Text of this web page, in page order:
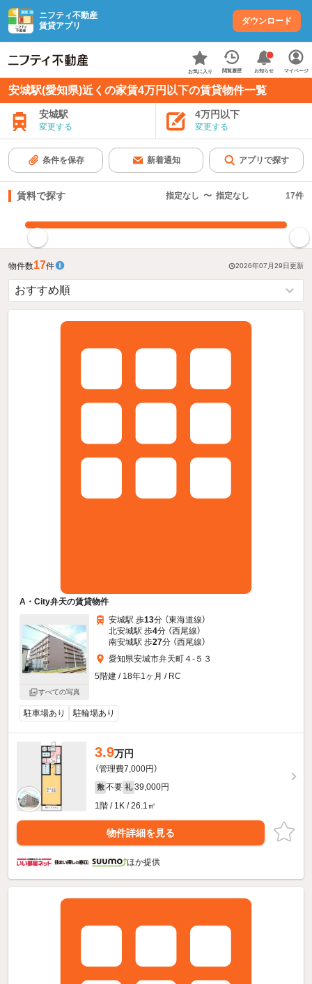
ニフティ不動産
賃貸アプリ
ダウンロード
お気に入り 閲覧履歴 お知らせ マイページ
安城駅(愛知県)近くの家賃4万円以下の賃貸物件一覧
安城駅
変更する
4万円以下
変更する
条件を保存 新着通知 アプリで探す
賃料で探す 指定なし 〜 指定なし 17件
物件数17件 2026年07月29日更新
A・City弁天の賃貸物件
すべての写真
安城駅 歩13分 （東海道線）
北安城駅 歩4分 （西尾線）
南安城駅 歩27分 （西尾線）
愛知県安城市弁天町４-５３
5階建 / 18年1ヶ月 / RC
駐車場あり 駐輪場あり
3.9万円
（管理費7,000円）
敷 不要 礼 39,000円
1階 / 1K / 26.1㎡
物件詳細を見る
ほか提供